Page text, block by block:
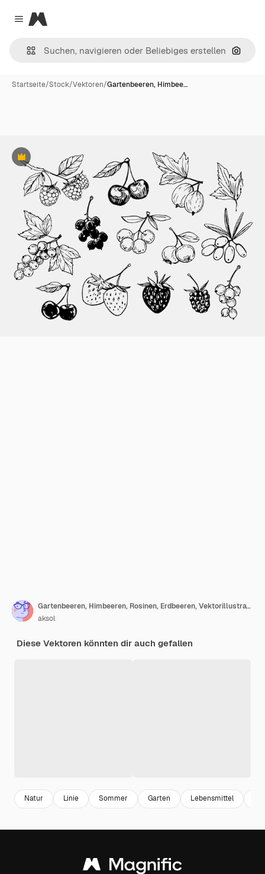
Close menu
Magnific
Nach
Startseite/Stock/Vektoren/Gartenbeeren, Himbee…
Premium
Gartenbeeren, Himbeeren, Rosinen, Erdbeeren, Vektorillustrationssatz, handgezeichnete Skizze
aksol
Diese Vektoren könnten dir auch gefallen
Natur Linie Sommer Garten Lebensmittel